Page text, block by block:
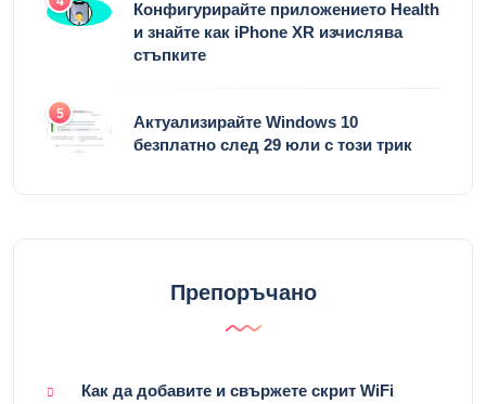
Конфигурирайте приложението Health
и знайте как iPhone XR изчислява
стъпките
5
Актуализирайте Windows 10
безплатно след 29 юли с този трик
Препоръчано
Как да добавите и свържете скрит WiFi